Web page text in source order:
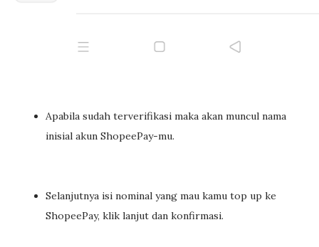
Apabila sudah terverifikasi maka akan muncul nama
inisial akun ShopeePay-mu.
Selanjutnya isi nominal yang mau kamu top up ke
ShopeePay, klik lanjut dan konfirmasi.